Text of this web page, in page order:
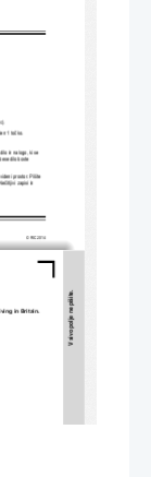
1 točko.
in nalogo, ki se
boste
prostor. Pišite
čitljivi zapisi in
© RIC 2014
V sivo polje ne pišite.
in Britain.